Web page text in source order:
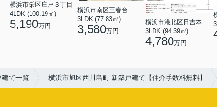
横浜市栄区庄戸３丁目
4LDK (100.19㎡)
5,190万円
横浜市南区三春台
3LDK (77.83㎡)
3,580万円
3LDK (94.39㎡)
4,780万円
建て一覧 横浜市旭区西川島町 新築戸建て【仲介手数料無料】